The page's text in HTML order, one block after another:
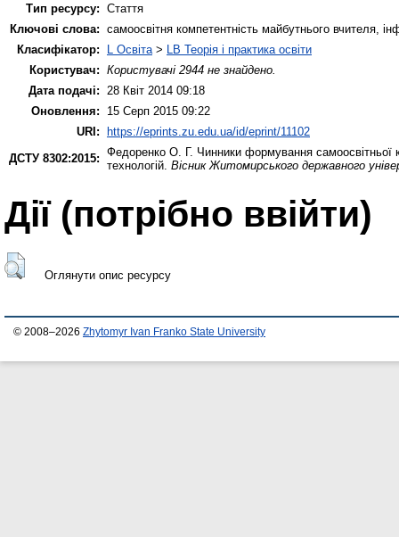
Тип ресурсу: Стаття
Ключові слова: самоосвітня компетентність майбутнього вчителя,
Класифікатор:
L Освіта > LB Теорія і практика освіти
Користувач: Користувачі 2944 не знайдено.
Дата подачі:
28 Квіт 2014 09:18
Оновлення:
15 Серп 2015 09:22
URI: https://eprints.zu.edu.ua/id/eprint/11102
ДСТУ 8302:2015: Федоренко О. Г. Чинники формування самоосвітньої
технологій. Вісник Житомирського державного
Дії ​​(потрібно ввійти)
Оглянути опис ресурсу
© 2008–2026 Zhytomyr Ivan Franko State University